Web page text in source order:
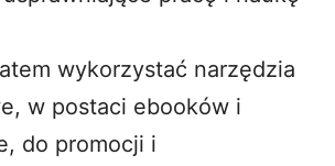
wykorzystać narzędzia
w postaci ebooków i
do promocji i